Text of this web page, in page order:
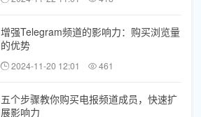
增强Telegram频道的影响力：购买浏览量
的优势
2024-11-20 12:01 461
五个步骤教你购买电报频道成员，快速扩
展影响力